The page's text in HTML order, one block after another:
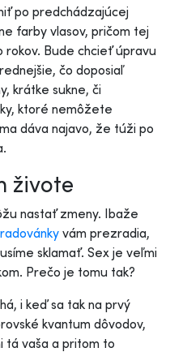
po predchádzajúcej
farby vlasov, pričom tej
rokov. Bude chcieť úpravu
čo doposiaľ
krátke sukne, či
ktoré nemôžete
dáva najavo, že túži po
živote
nastať zmeny. Ibaže
vám prezradia,
sklamať. Sex je veľmi
Prečo je tomu tak?
i keď sa tak na prvý
kvantum dôvodov,
tá vaša a pritom to